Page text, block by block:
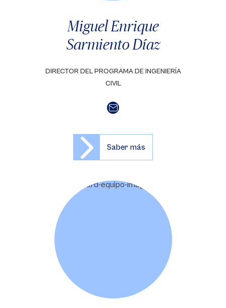
Miguel Enrique
Sarmiento Díaz
DIRECTOR DEL PROGRAMA DE INGENIERÍA
CIVIL
Saber más